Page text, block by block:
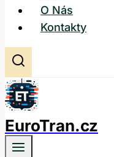
O Nás
Kontakty
EuroTran.cz